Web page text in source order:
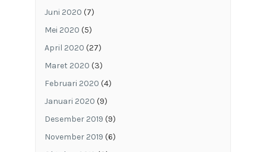
Juni 2020 (7)
Mei 2020 (5)
April 2020 (27)
Maret 2020 (3)
Februari 2020 (4)
Januari 2020 (9)
Desember 2019 (9)
November 2019 (6)